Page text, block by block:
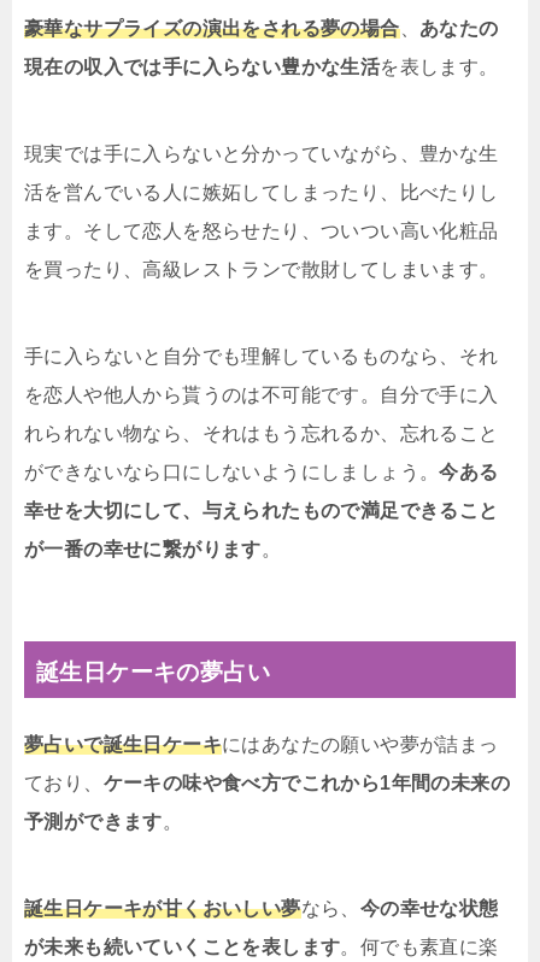
豪華なサプライズの演出をされる夢の場合、 あなたの
現在の収入では手に入らない豊かな生活を表します。
現実では手に入らないと分かっていながら、豊かな生
活を営んでいる人に嫉妬してしまったり、比べたりし
ます。そして恋人を怒らせたり、ついつい高い化粧品
を買ったり、高級レストランで散財してしまいます。
手に入らないと自分でも理解しているものなら、それ
を恋人や他人から貰うのは不可能です。自分で手に入
れられない物なら、それはもう忘れるか、忘れること
ができないなら口にしないようにしましょう。今ある
幸せを大切にして、与えられたもので満足できること
が一番の幸せに繋がります。
誕生日ケーキの夢占い
夢占いで誕生日ケーキにはあなたの願いや夢が詰まっ
ており、 ケーキの味や食べ方でこれから1年間の未来の
予測ができます。
誕生日ケーキが甘くおいしい夢なら、 今の幸せな状態
が未来も続いていくことを表します。何でも素直に楽